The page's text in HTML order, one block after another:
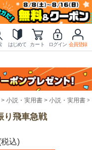
はじめて カート ログイン 会員登録
小説・実用書 小説・実用書
り飛車急戦
込)